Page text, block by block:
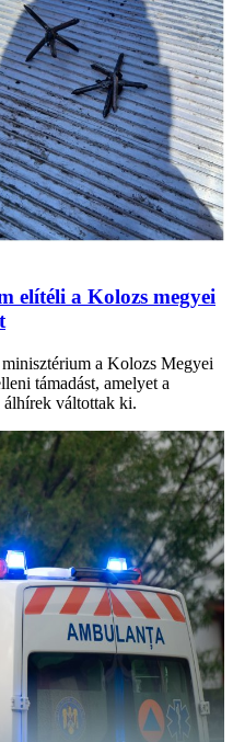
elítéli a Kolozs megyei
a Kolozs Megyei
támadást, amelyet a
álhírek váltottak ki.